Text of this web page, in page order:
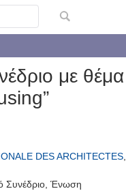
με θέμα
DES ARCHITECTES,
Συνέδριο, Ένωση